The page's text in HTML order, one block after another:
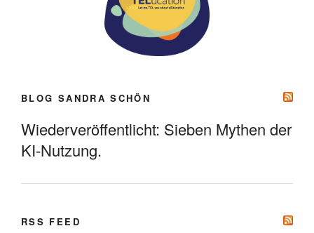
BLOG SANDRA SCHÖN
Wiederveröffentlicht: Sieben Mythen der
KI-Nutzung.
RSS FEED